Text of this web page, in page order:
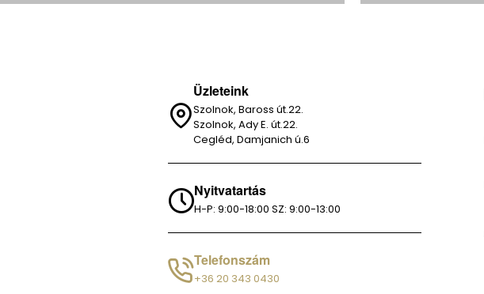
Üzleteink
Szolnok, Baross út.22.
Szolnok, Ady E. út.22.
Cegléd, Damjanich ú.6
Nyitvatartás
H-P: 9:00-18:00 SZ: 9:00-13:00
Telefonszám
+36 20 343 0430